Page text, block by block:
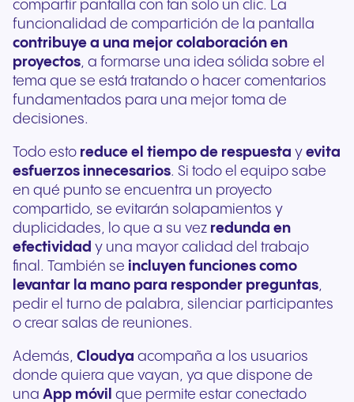
compartir pantalla con tan solo un clic. La
funcionalidad de compartición de la pantalla
contribuye a una mejor colaboración en
proyectos, a formarse una idea sólida sobre el
tema que se está tratando o hacer comentarios
fundamentados para una mejor toma de
decisiones.
Todo esto reduce el tiempo de respuesta y evita
esfuerzos innecesarios. Si todo el equipo sabe
en qué punto se encuentra un proyecto
compartido, se evitarán solapamientos y
duplicidades, lo que a su vez redunda en
efectividad y una mayor calidad del trabajo
final. También se incluyen funciones como
levantar la mano para responder preguntas,
pedir el turno de palabra, silenciar participantes
o crear salas de reuniones.
Además, Cloudya acompaña a los usuarios
donde quiera que vayan, ya que dispone de
una App móvil que permite estar conectado